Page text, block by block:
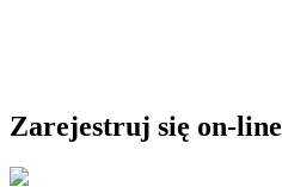
Zarejestruj się on-line